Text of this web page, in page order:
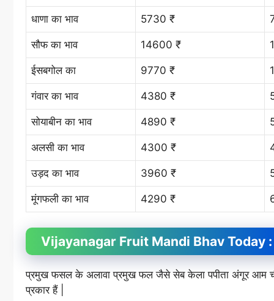
धाणा का भाव 5730 ₹
सौफ का भाव 14600 ₹
ईसबगोल का 9770 ₹
गंवार का भाव 4380 ₹
सोयाबीन का भाव 4890 ₹
अलसी का भाव 4300 ₹
उड़द का भाव 3960 ₹
मूंगफली का भाव 4290 ₹
Vijayanagar Fruit Mandi Bhav Today :
प्रमुख फसल के अलावा प्रमुख फल जैसे सेब केला पपीता अंगूर आम
प्रकार हैं |